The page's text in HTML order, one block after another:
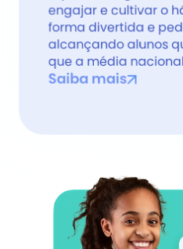
engajar e cultivar o
forma divertida e
alcançando alunos
que a média
Saiba mais